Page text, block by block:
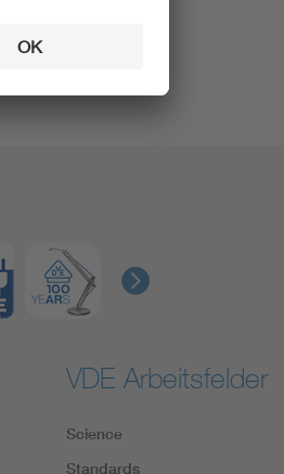
VDE Arbeitsfelder
Science
Standards